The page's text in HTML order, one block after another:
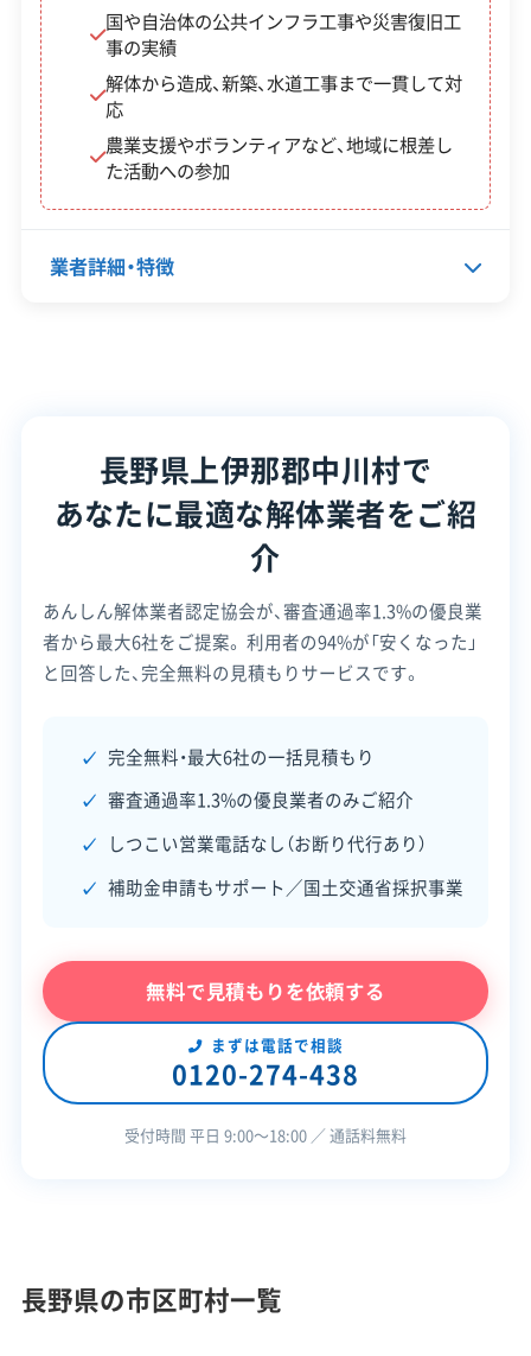
中川
村空
き家
等活
用促
業（空
対象
経費
の3
分の
1以
内
限1
村の空き家等情報登録制度に登
録された物件であること。さら
に、解体した跡地に5年以上定住
するための住宅を建てるか、住宅
です。公共下水道などへの接続も
この制度の大きな特徴は、単に建物を無くすだけで
なく、跡地の活用と村への定住をセットで考えてい
る点です。補助金の活用を検討する場合は、必ず事
前に村の担当窓口で詳しい条件を確認してくださ
い。
サイトをご確認ください。
中川村の公式サイトで詳細を見る
廃棄物処理と分別ルール
村内には最終処分場がありません。そのため、
廃棄物は上伊那広域連合の施設まで長距離運
搬する必要があり、これが運搬コストを押し上
げる一因になっています。
た廃棄物は、主に伊那市の「上伊那クリーンセンタ
国や自治体の公共インフラ工事や災害復旧工
事の実績
解体から造成、新築、水道工事まで一貫して対
応
農業支援やボランティアなど、地域に根差し
た活動への参加
業者詳細・特徴
設立日 1963年
500万円
営業時間 9:00～19:00
対応エリア 長野県
建物構造 木造
対応業務
産業廃棄物収集運搬業
土木工事業
新築工事業
公式HP 公式サイトを見る
許可番号
【建設業許可】
長野県知事：第019235号
【産業廃棄物収集運搬業許可】
長野県知事：第02003102224号
全部見る
長野県上伊那郡中川村で
あなたに最適な解体業者をご紹
介
あんしん解体業者認定協会が、審査通過率1.3%の優良業
者から最大6社をご提案。 利用者の94%が「安くなった」
と回答した、完全無料の見積もりサービスです。
完全無料・最大6社の一括見積もり
審査通過率1.3%の優良業者のみご紹介
しつこい営業電話なし（お断り代行あり）
補助金申請もサポート／国土交通省採択事業
無料で見積もりを依頼する
まずは電話で相談
0120-274-438
受付時間 平日 9:00〜18:00 ／ 通話料無料
長野県の市区町村一覧